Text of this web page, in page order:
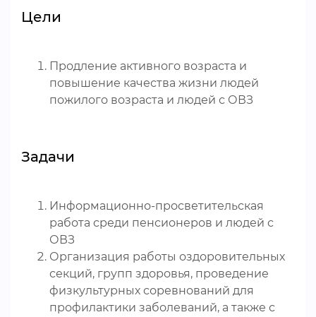
Цели
Продление активного возраста и
повышение качества жизни людей
пожилого возраста и людей с ОВЗ
Задачи
Информационно-просветительская
работа среди пенсионеров и людей с
ОВЗ
Организация работы оздоровительных
секций, групп здоровья, проведение
физкультурных соревнований для
профилактики заболеваний, а также с